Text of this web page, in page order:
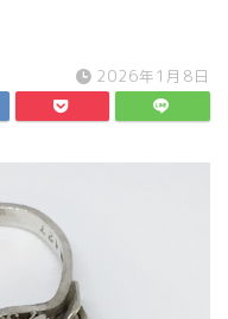
2026年1月8日